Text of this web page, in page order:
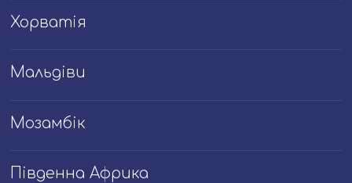
Хорватія
Мальдіви
Мозамбік
Південна Африка